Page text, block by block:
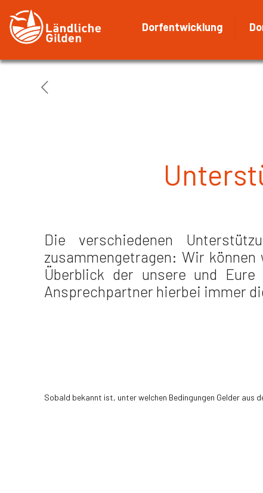
Dorfentwicklung
Die verschiedenen
zusammengetragen: Wir
Überblick der unsere und
Ansprechpartner hierbei immer
Sobald bekannt ist, unter welchen Bedingungen Gelder aus